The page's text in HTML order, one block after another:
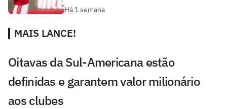
Há 1 semana
MAIS LANCE!
Oitavas da Sul-Americana estão
definidas e garantem valor milionário
aos clubes